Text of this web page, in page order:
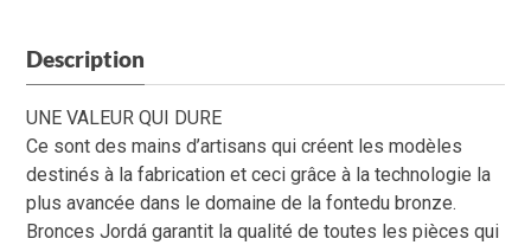
Description
UNE VALEUR QUI DURE
Ce sont des mains d’artisans qui créent les modèles
destinés à la fabrication et ceci grâce à la technologie la
plus avancée dans le domaine de la fontedu bronze.
Bronces Jordá garantit la qualité de toutes les pièces qui